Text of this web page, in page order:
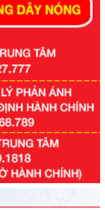
của Chính phủ: Quy
giai đoạn 2026 - 2030